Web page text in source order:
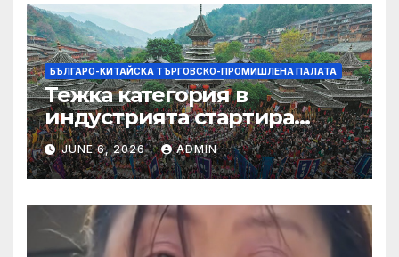
БЪЛГАРО-КИТАЙСКА ТЪРГОВСКО-ПРОМИШЛЕНА ПАЛАТА
Тежка категория в
индустрията стартира
алианс за космическа
слънчева енергия
JUNE 6, 2026 ADMIN